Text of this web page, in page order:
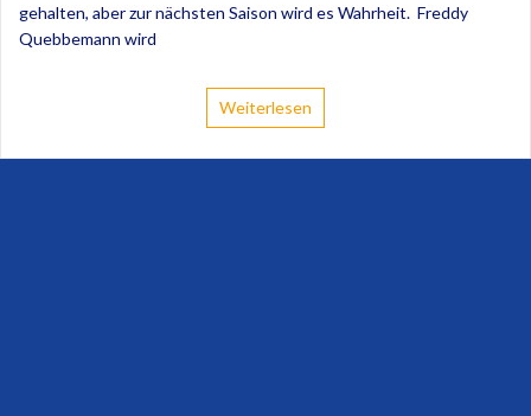
gehalten, aber zur nächsten Saison wird es Wahrheit. Freddy
Quebbemann wird
Weiterlesen